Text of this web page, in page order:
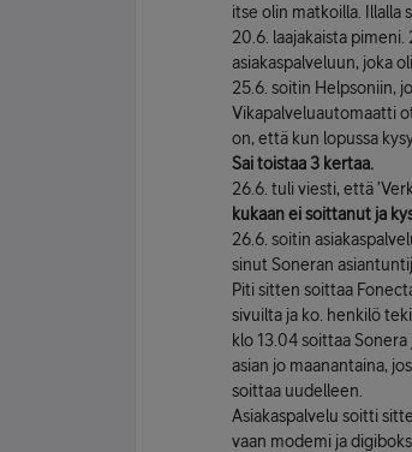
itse olin matkoilla. Illalla
20.6. laajakaista
asiakaspalveluun, joka
25.6. soitin Helpsoniin,
Vikapalveluautomaatti
on, että kun lopussa
Sai toistaa 3 kertaa.
26.6. tuli viesti, että
kukaan ei soittanut ja
26.6. soitin
sinut Soneran
Piti sitten soittaa
sivuilta ja ko. henkilö
klo 13.04 soittaa
asian jo maanantaina,
soittaa uudelleen.
Asiakaspalvelu soitti
vaan modemi ja